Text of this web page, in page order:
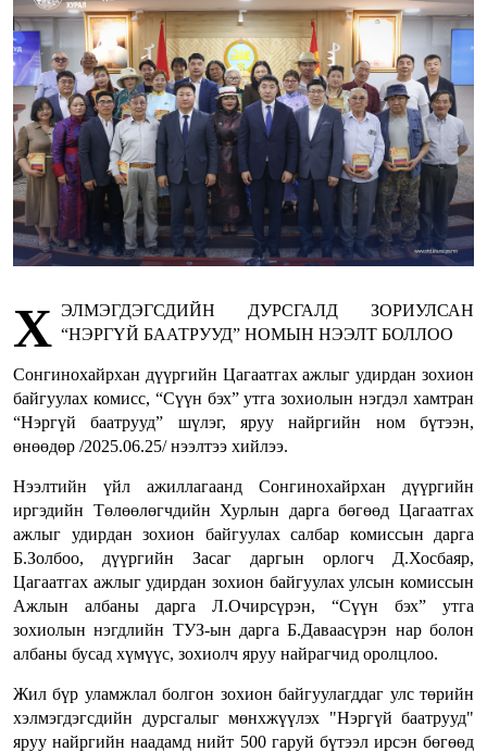
Х ЭЛМЭГДЭГСДИЙН ДУРСГАЛД ЗОРИУЛСАН
“НЭРГҮЙ БААТРУУД” НОМЫН НЭЭЛТ БОЛЛОО
Сонгинохайрхан дүүргийн Цагаатгах ажлыг удирдан зохион
байгуулах комисс, “Сүүн бэх” утга зохиолын нэгдэл хамтран
“Нэргүй баатрууд” шүлэг, яруу найргийн ном бүтээн,
өнөөдөр /2025.06.25/ нээлтээ хийлээ.
Нээлтийн үйл ажиллагаанд Сонгинохайрхан дүүргийн
иргэдийн Төлөөлөгчдийн Хурлын дарга бөгөөд Цагаатгах
ажлыг удирдан зохион байгуулах салбар комиссын дарга
Б.Золбоо, дүүргийн Засаг даргын орлогч Д.Хосбаяр,
Цагаатгах ажлыг удирдан зохион байгуулах улсын комиссын
Ажлын албаны дарга Л.Очирсүрэн, “Сүүн бэх” утга
зохиолын нэгдлийн ТУЗ-ын дарга Б.Даваасүрэн нар болон
албаны бусад хүмүүс, зохиолч яруу найрагчид оролцлоо.
Жил бүр уламжлал болгон зохион байгуулагддаг улс төрийн
хэлмэгдэгсдийн дурсгалыг мөнхжүүлэх "Нэргүй баатрууд"
яруу найргийн наадамд нийт 500 гаруй бүтээл ирсэн бөгөөд